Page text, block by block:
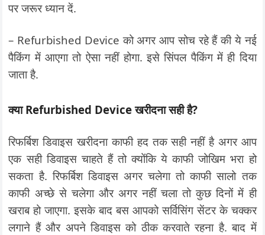
पर जरूर ध्यान दें.
– Refurbished Device को अगर आप सोच रहे हैं की ये नई
पैकिंग में आएगा तो ऐसा नहीं होगा. इसे सिंपल पैकिंग में ही दिया
जाता है.
क्या Refurbished Device खरीदना सही है?
रिफर्बिश डिवाइस खरीदना काफी हद तक सही नहीं है अगर आप
एक सही डिवाइस चाहते हैं तो क्योंकि ये काफी जोखिम भरा हो
सकता है. रिफर्बिश डिवाइस अगर चलेगा तो काफी सालो तक
काफी अच्छे से चलेगा और अगर नहीं चला तो कुछ दिनों में ही
खराब हो जाएगा. इसके बाद बस आपको सर्विसिंग सेंटर के चक्कर
लगाने हैं और अपने डिवाइस को ठीक करवाते रहना है. बाद में